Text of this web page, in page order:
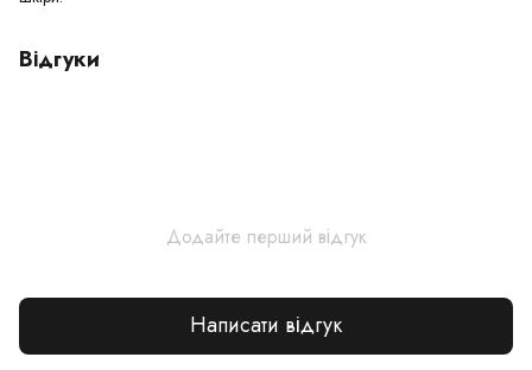
Відгуки
Додайте перший відгук
Написати відгук